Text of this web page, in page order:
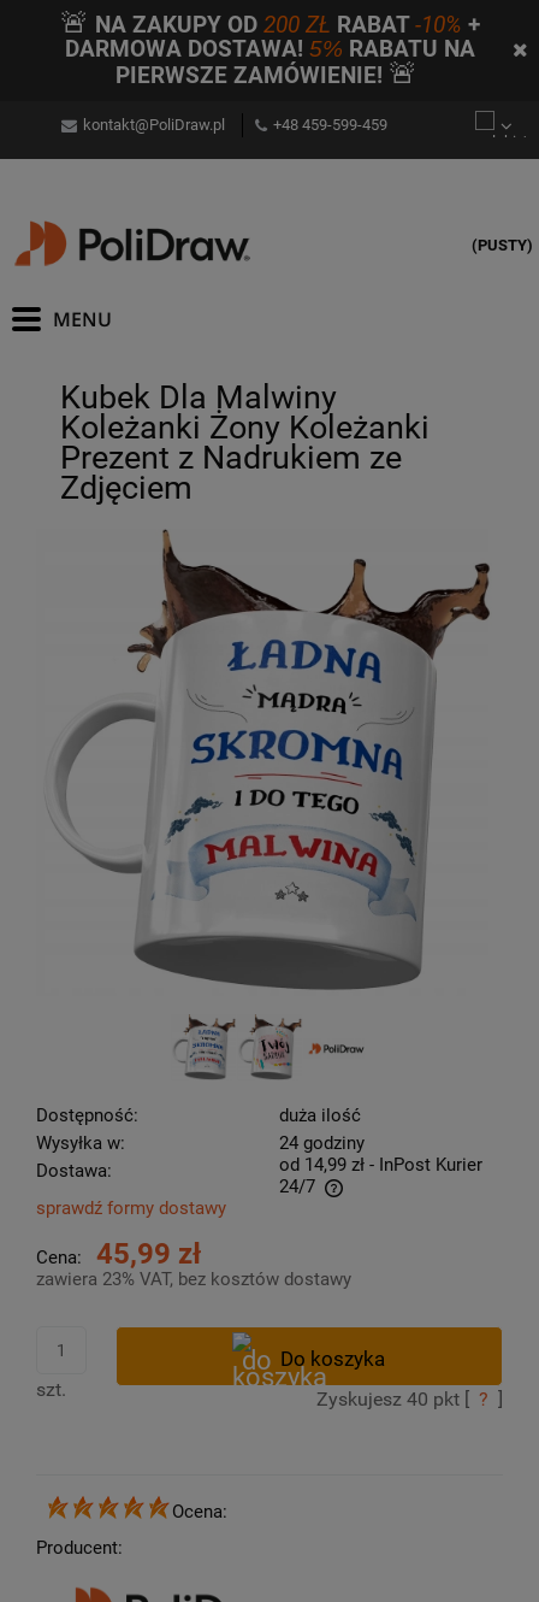
🚨 NA ZAKUPY OD200 ZŁ RABAT-10% +
DARMOWA DOSTAWA! 5% RABATU NA
PIERWSZE ZAMÓWIENIE! 🚨
kontakt@PoliDraw.pl +48 459-599-459
(PUSTY)
Kubek Dla Malwiny
Koleżanki Żony Koleżanki
Prezent z Nadrukiem ze
Zdjęciem
Dostępność:
duża ilość
Wysyłka w:
24 godziny
Dostawa:
od 14,99 zł - InPost Kurier
24/7
Cena nie zawiera ewentualnych kosztów płatności
sprawdź formy dostawy
Cena: 45,99 zł
zawiera 23% VAT, bez kosztów dostawy
szt. Zyskujesz 40 pkt [ ? ]
Ocena:
Producent: